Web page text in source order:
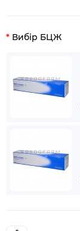
Вибір БЦЖ